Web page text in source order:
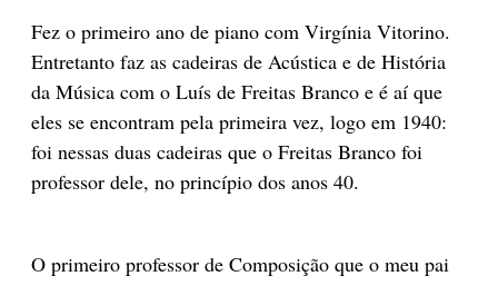
Fez o primeiro ano de piano com Virgínia Vitorino.
Entretanto faz as cadeiras de Acústica e de História
da Música com o Luís de Freitas Branco e é aí que
eles se encontram pela primeira vez, logo em 1940:
foi nessas duas cadeiras que o Freitas Branco foi
professor dele, no princípio dos anos 40.
O primeiro professor de Composição que o meu pai